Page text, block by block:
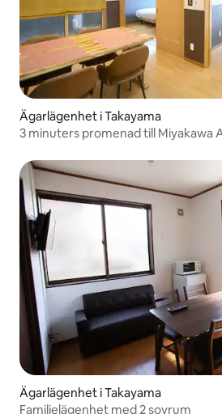
Ägarlägenhet i Takayama
3 minuters promenad till Miyakawa
[Chillax Hida Takayama KOTO]
Ägarlägenhet i Takayama
Familjelägenhet med 2 sovrum